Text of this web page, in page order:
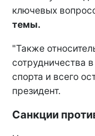
ключевых
темы.
"Также
сотрудничества
спорта и всего
президент.
Санкции